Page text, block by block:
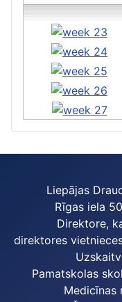
Liepājas
Rīgas iela
Direktore,
direktores
Pamatskolas
Medicīnas